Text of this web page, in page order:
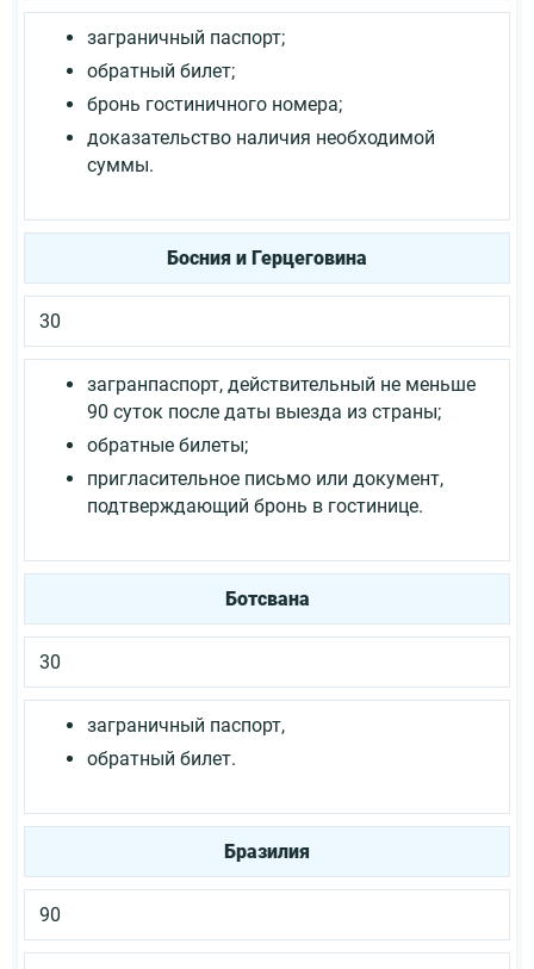
заграничный паспорт;
обратный билет;
бронь гостиничного номера;
доказательство наличия необходимой
суммы.
Босния и Герцеговина
30
загранпаспорт, действительный не меньше
90 суток после даты выезда из страны;
обратные билеты;
пригласительное письмо или документ,
подтверждающий бронь в гостинице.
Ботсвана
30
заграничный паспорт,
обратный билет.
Бразилия
90